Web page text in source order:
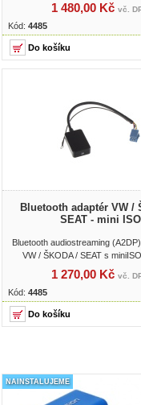
1 480,00 Kč vč.
Kód: 4485
Bluetooth adaptér VW /
SEAT - mini ISO
Bluetooth audiostreaming
VW / ŠKODA / SEAT s
1 270,00 Kč vč.
Kód: 4485
NAINSTALUJEME